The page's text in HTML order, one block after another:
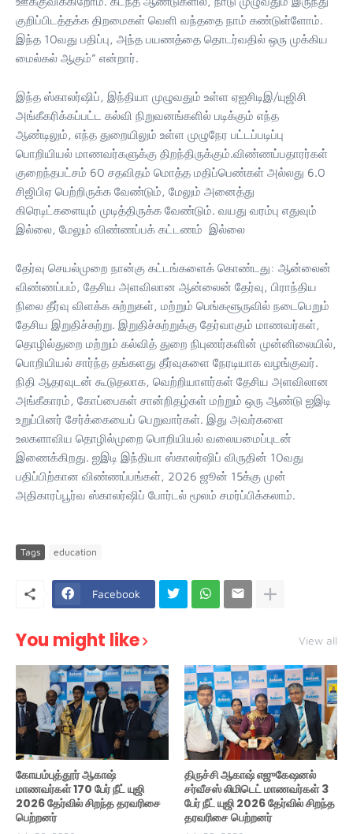
குறிப்பிடத்தக்க திறமைகள் வெளி வந்ததை நாம் கண்டுள்ளோம்.
இந்த 10வது பதிப்பு, அந்த பயணத்தை தொடர்வதில் ஒரு முக்கிய
மைல்கல் ஆகும்” என்றார்.
இந்த ஸ்காலர்ஷிப், இந்தியா முழுவதும் உள்ள ஏஐசிடிஇ/யுஜிசி
அங்கீகரிக்கப்பட்ட கல்வி நிறுவனங்களில் படிக்கும் எந்த
ஆண்டிலும், எந்த துறையிலும் உள்ள முழுநேர பட்டப்படிப்பு
பொறியியல் மாணவர்களுக்கு திறந்திருக்கும்.விண்ணப்பதாரர்கள்
குறைந்தபட்சம் 60 சதவிதம் மொத்த மதிப்பெண்கள் அல்லது 6.0
சிஜிபிஏ பெற்றிருக்க வேண்டும், மேலும் அனைத்து
கிரெடிட்களையும் முடித்திருக்க வேண்டும். வயது வரம்பு எதுவும்
இல்லை, மேலும் விண்ணப்பக் கட்டணம் இல்லை
தேர்வு செயல்முறை நான்கு கட்டங்களைக் கொண்டது: ஆன்லைன்
விண்ணப்பம், தேசிய அளவிலான ஆன்லைன் தேர்வு, பிராந்திய
நிலை தீர்வு விளக்க சுற்றுகள், மற்றும் பெங்களூருவில் நடைபெறும்
தேசிய இறுதிச்சுற்று. இறுதிச்சுற்றுக்கு தேர்வாகும் மாணவர்கள்,
தொழில்துறை மற்றும் கல்வித் துறை நிபுணர்களின் முன்னிலையில்,
பொறியியல் சார்ந்த தங்களது தீர்வுகளை நேரடியாக வழங்குவர்.
நிதி ஆதரவுடன் கூடுதலாக, வெற்றியாளர்கள் தேசிய அளவிலான
அங்கீகாரம், கோப்பைகள் சான்றிதழ்கள் மற்றும் ஒரு ஆண்டு ஐஇடி
உறுப்பினர் சேர்க்கையைப் பெறுவார்கள். இது அவர்களை
உலகளாவிய தொழில்முறை பொறியியல் வலையமைப்புடன்
இணைக்கிறது. ஐஇடி இந்தியா ஸ்காலர்ஷிப் விருதின் 10வது
பதிப்பிற்கான விண்ணப்பங்கள், 2026 ஜூன் 15க்கு முன்
அதிகாரப்பூர்வ ஸ்காலர்ஷிப் போர்டல் மூலம் சமர்ப்பிக்கலாம்.
Tags education
Facebook
You might like View all
கோயம்புத்தூர் ஆகாஷ்
மாணவர்கள் 170 பேர் நீட் யுஜி
2026 தேர்வில் சிறந்த தரவரிசை
பெற்றனர்
திருச்சி ஆகாஷ் எஜுகேஷனல்
சர்வீசஸ் லிமிடெட் மாணவர்கள் 3
பேர் நீட் யுஜி 2026 தேர்வில் சிறந்த
தரவரிசை பெற்றனர்